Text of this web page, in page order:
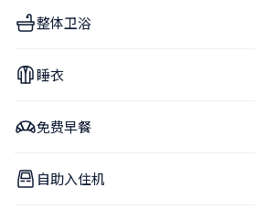
整体卫浴
睡衣
免费早餐
自助入住机